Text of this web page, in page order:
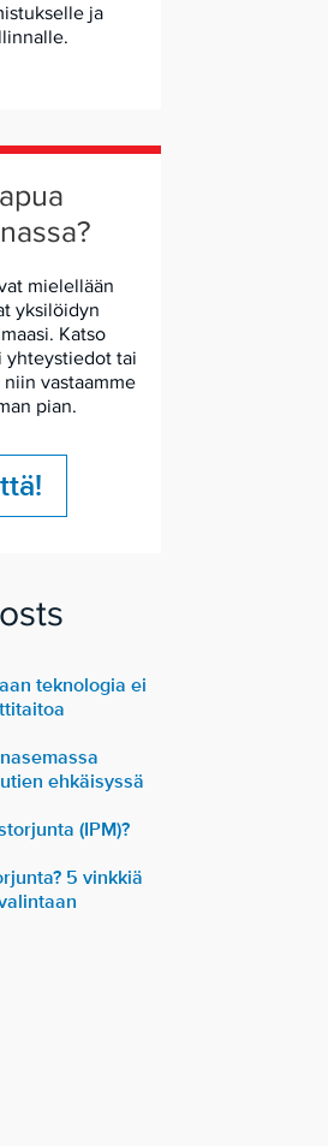
ja
mielellään
yksilöidyn
Katso
yhteystiedot tai
vastaamme
pian.
teknologia ei
ehkäisyssä
(IPM)?
5 vinkkiä